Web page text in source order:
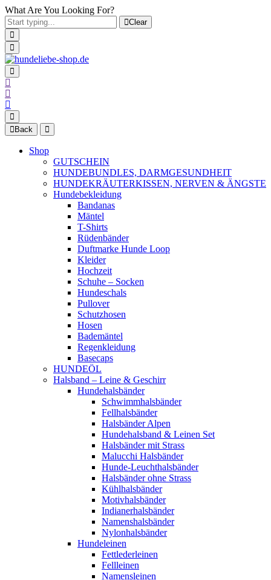
What Are You Looking For?
Clear
Back
Shop
GUTSCHEIN
HUNDEBUNDLES, DARMGESUNDHEIT
HUNDEKRÄUTERKISSEN, NERVEN & ÄNGSTE
Hundebekleidung
Bandanas
Mäntel
T-Shirts
Rüdenbänder
Duftmarke Hunde Loop
Kleider
Hochzeit
Schuhe – Socken
Hundeschals
Pullover
Schutzhosen
Hosen
Bademäntel
Regenkleidung
Basecaps
HUNDEÖL
Halsband – Leine & Geschirr
Hundehalsbänder
Schwimmhalsbänder
Fellhalsbänder
Halsbänder Alpen
Hundehalsband & Leinen Set
Halsbänder mit Strass
Malucchi Halsbänder
Hunde-Leuchthalsbänder
Halsbänder ohne Strass
Kühlhalsbänder
Motivhalsbänder
Indianerhalsbänder
Namenshalsbänder
Nylonhalsbänder
Hundeleinen
Fettlederleinen
Fellleinen
Namensleinen